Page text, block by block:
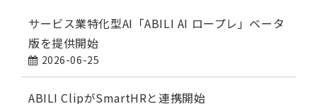
サービス業特化型AI「ABILI AI ロープレ」ベータ
版を提供開始
2026-06-25
ABILI ClipがSmartHRと連携開始